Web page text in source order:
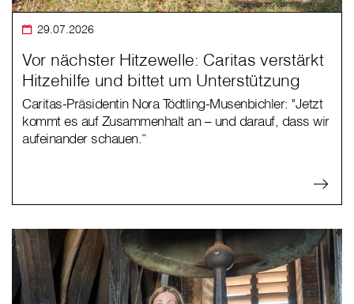
29.07.2026
Vor nächster Hitzewelle: Caritas verstärkt
Hitzehilfe und bittet um Unterstützung
Caritas-Präsidentin Nora Tödtling-Musenbichler: "Jetzt
kommt es auf Zusammenhalt an – und darauf, dass wir
aufeinander schauen.“